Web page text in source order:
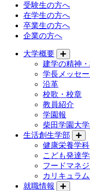
受験生の方へ
在学生の方へ
卒業生の方へ
企業の方へ
大学概要
建学の精神
学長メッセ
沿革
校歌・校章
教員紹介
学園報
柴田学園大
生活創生学部
健康栄養学科
こども発達
フードマネ
カリキュラ
就職情報